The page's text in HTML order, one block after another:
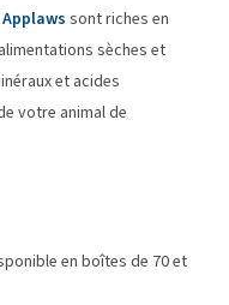
Applaws sont riches en
sèches et
et acides
votre animal de
en boîtes de 70 et